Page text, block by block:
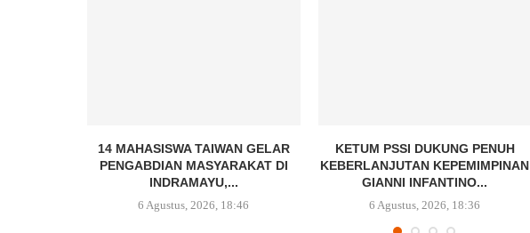
14 MAHASISWA TAIWAN GELAR
PENGABDIAN MASYARAKAT DI
INDRAMAYU,...
6 Agustus, 2026, 18:46
KETUM PSSI DUKUNG PENUH
KEBERLANJUTAN KEPEMIMPINAN
GIANNI INFANTINO...
6 Agustus, 2026, 18:36